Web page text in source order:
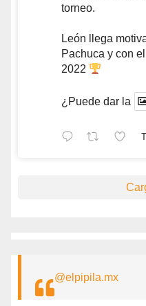
torneo.
León llega
Pachuca y con
2022
¿Puede dar la
@elpipila.mx